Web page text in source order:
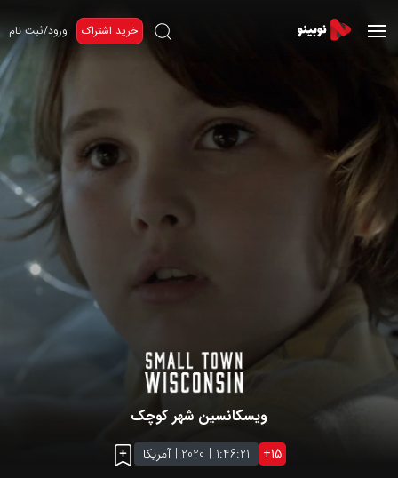
خرید اشتراک ورود/ثبت نام
ویسکانسین شهر کوچک
15
+
1:46:21
|
2020
| آمریکا